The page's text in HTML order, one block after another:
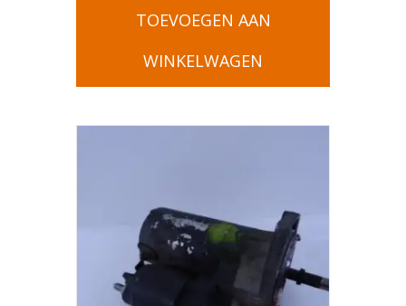
TOEVOEGEN AAN
WINKELWAGEN